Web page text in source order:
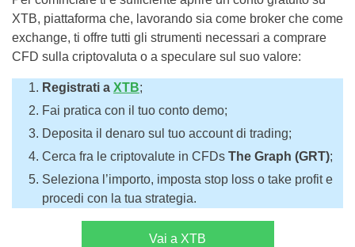
XTB, piattaforma che, lavorando sia come broker che come
exchange, ti offre tutti gli strumenti necessari a comprare
CFD sulla criptovaluta o a speculare sul suo valore:
Registrati a XTB;
Fai pratica con il tuo conto demo;
Deposita il denaro sul tuo account di trading;
Cerca fra le criptovalute in CFDs The Graph (GRT);
Seleziona l’importo, imposta stop loss o take profit e
procedi con la tua strategia.
Vai a XTB